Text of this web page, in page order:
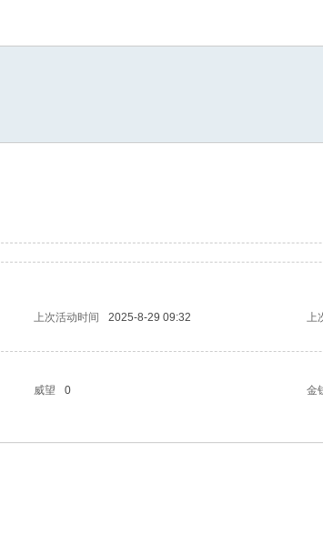
我同行。www.xixi118.com
急招实习版主！只要您有
上次活动时间 2025-8-29 09:32 上
威望 0 金